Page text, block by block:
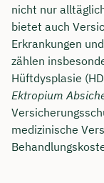
nicht nur
bietet auch
Erkrankungen
zählen
Hüftdysplasie
Ektropium
medizinische